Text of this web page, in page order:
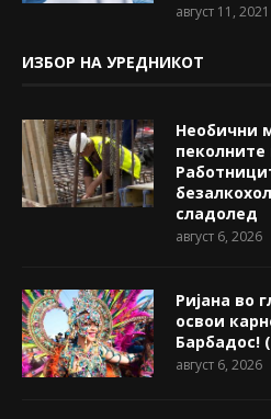
август 11, 2021
ИЗБОР НА УРЕДНИКОТ
Необични
пеколните
сладолед
август 6, 2026
Ријана во
освои
Барбадос!
август 6, 2026